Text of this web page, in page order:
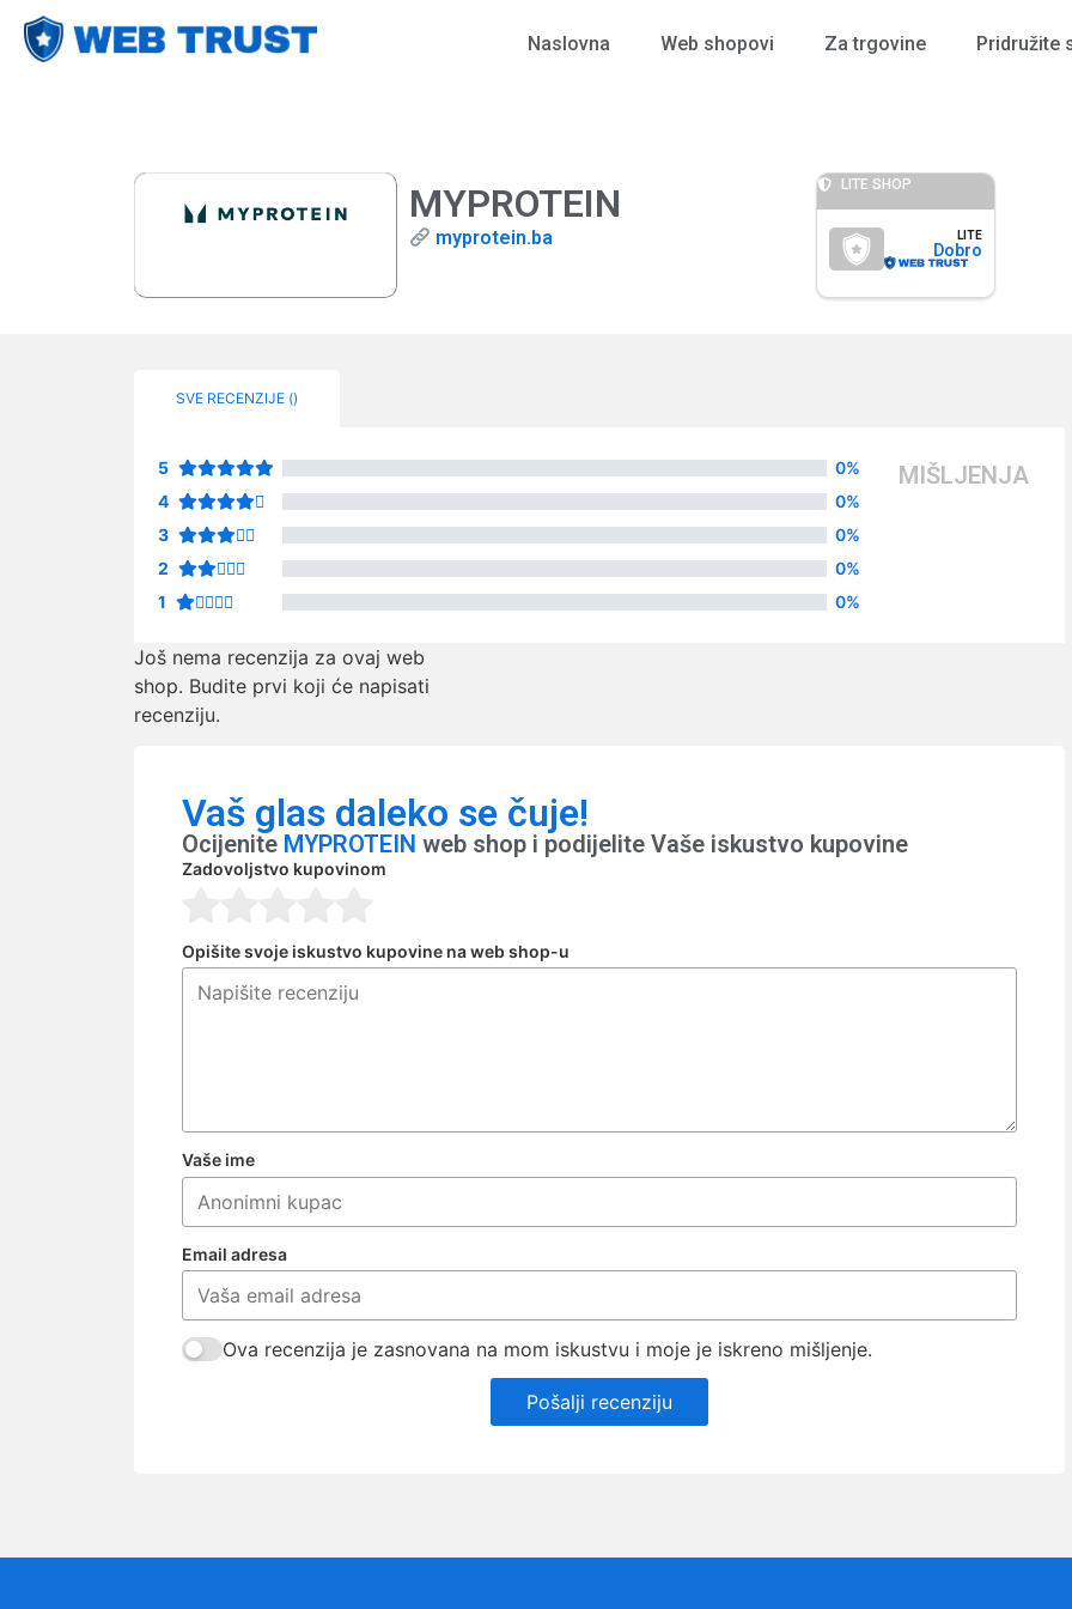
Naslovna Web shopovi Za trgovine Pridružite
MYPROTEIN
myprotein.ba
LITE SHOP
LITE
Dobro
SVE RECENZIJE ()
5
0%
4
0%
3
0%
2
0%
1
0%
MIŠLJENJA
Još nema recenzija za ovaj web
shop. Budite prvi koji će napisati
recenziju.
Vaš glas daleko se čuje!
Ocijenite MYPROTEIN web shop i podijelite Vaše iskustvo kupovine
Zadovoljstvo kupovinom
Opišite svoje iskustvo kupovine na web shop-u
Vaše ime
Email adresa
Ova recenzija je zasnovana na mom iskustvu i moje je iskreno mišljenje.
Pošalji recenziju